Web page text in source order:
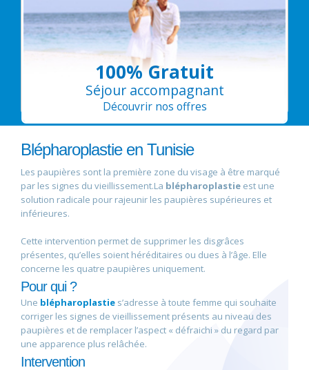
100% Gratuit
Séjour accompagnant
Découvrir nos offres
Blépharoplastie en Tunisie
Les paupières sont la première zone du visage à être marqué
par les signes du vieillissement.La blépharoplastie est une
solution radicale pour rajeunir les paupières supérieures et
inférieures.
Cette intervention permet de supprimer les disgrâces
présentes, qu’elles soient héréditaires ou dues à l’âge. Elle
concerne les quatre paupières uniquement.
Pour qui ?
Une blépharoplastie s’adresse à toute femme qui souhaite
corriger les signes de vieillissement présents au niveau des
paupières et de remplacer l’aspect « défraichi » du regard par
une apparence plus relâchée.
Intervention